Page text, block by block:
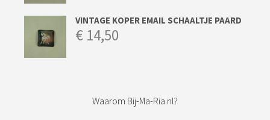
VINTAGE KOPER EMAIL SCHAALTJE PAARD
€ 14,50
Waarom Bij-Ma-Ria.nl?